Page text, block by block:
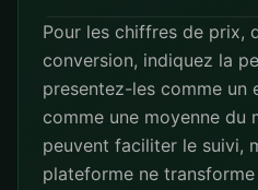
Pour les chiffres de prix,
conversion, indiquez la
presentez-les comme un
comme une moyenne du
peuvent faciliter le suivi,
plateforme ne